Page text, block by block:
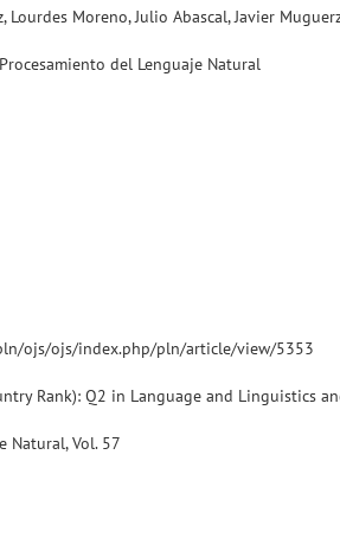
Lourdes Moreno, Julio Abascal, Javier
del Lenguaje Natural
ojs/ojs/index.php/pln/article/view/5353
Rank): Q2 in Language and Linguistics
Natural, Vol. 57